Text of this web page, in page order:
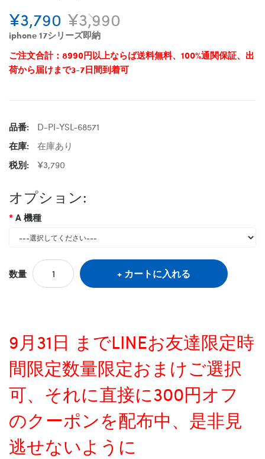
¥3,790 ¥3,990
iphone 17シリーズ即納
ご注文合計：8990円以上ならば送料無料、100%通関保証、出
荷から届けまで3-7日間到着可
品番:
D-PI-YSL-68571
在庫:
在庫あり
税別:
¥3,790
オプション:
A 機種
数量 カートに入れる
9月31日 までLINEお友達限定時
間限定数量限定おまけご選択
可、それに直接に300円オフ
のクーポンを配布中、是非見
逃せないように